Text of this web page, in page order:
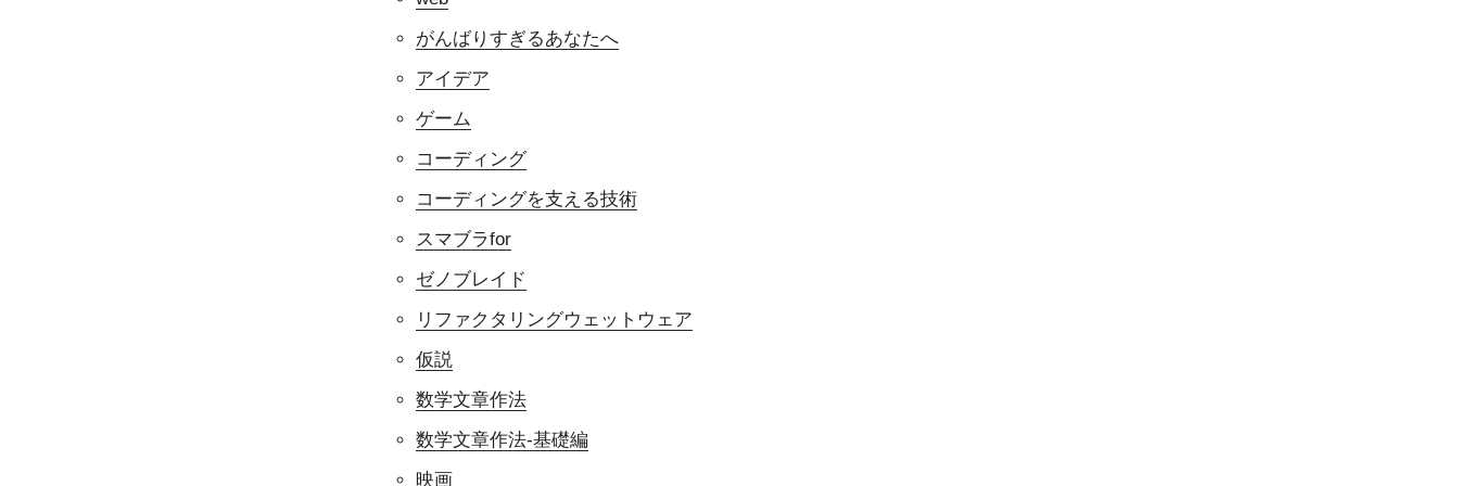
がんばりすぎるあなたへ
アイデア
ゲーム
コーディング
コーディングを支える技術
スマブラfor
ゼノブレイド
リファクタリングウェットウェア
仮説
数学文章作法
数学文章作法-基礎編
映画